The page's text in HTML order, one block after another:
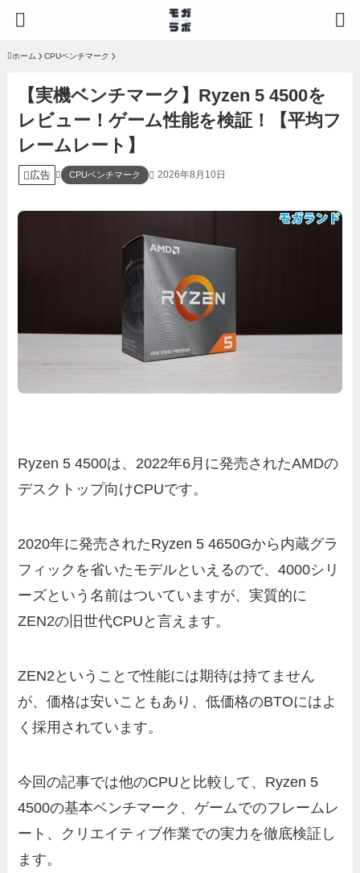
ホーム CPUベンチマーク
【実機ベンチマーク】Ryzen 5 4500を
レビュー！ゲーム性能を検証！【平均フ
レームレート】
広告 CPUベンチマーク 2026年8月10日
Ryzen 5 4500は、2022年6月に発売されたAMDの
デスクトップ向けCPUです。
2020年に発売されたRyzen 5 4650Gから内蔵グラ
フィックを省いたモデルといえるので、4000シリ
ーズという名前はついていますが、実質的に
ZEN2の旧世代CPUと言えます。
ZEN2ということで性能には期待は持てません
が、価格は安いこともあり、低価格のBTOにはよ
く採用されています。
今回の記事では他のCPUと比較して、Ryzen 5
4500の基本ベンチマーク、ゲームでのフレームレ
ート、クリエイティブ作業での実力を徹底検証し
ます。